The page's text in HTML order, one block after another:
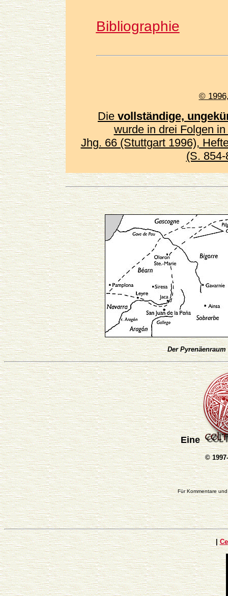
Bibliographie
©
Die vollständige,
wurde in drei Folgen
Jhg. 66 (Stuttgart 1996),
(S.
Der
Eine
©
Für Kommentare
|